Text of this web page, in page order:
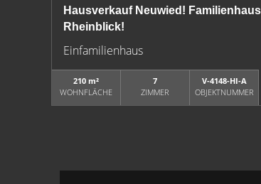
Hausverkauf Neuwied!
Rheinblick!
Einfamilienhaus
210 m²
WOHNFLÄCHE
7
ZIMMER
V-4148-HI-A
OBJEKTNUMMER